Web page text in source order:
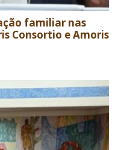
familiar nas
Consortio e Amoris